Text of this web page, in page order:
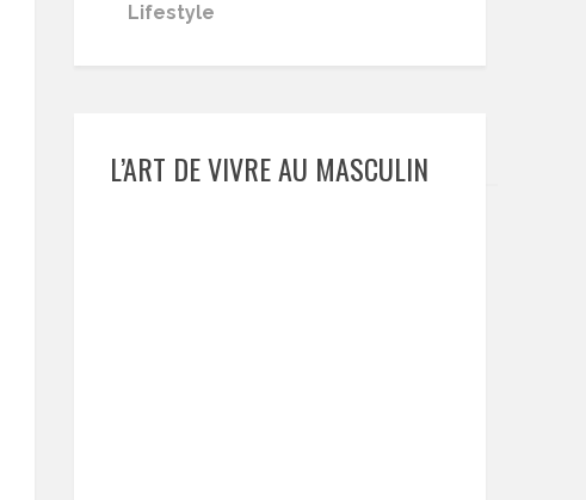
Lifestyle
L’ART DE VIVRE AU MASCULIN